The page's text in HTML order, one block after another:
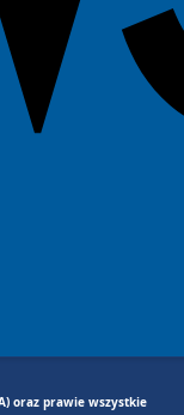
oraz prawie wszystkie